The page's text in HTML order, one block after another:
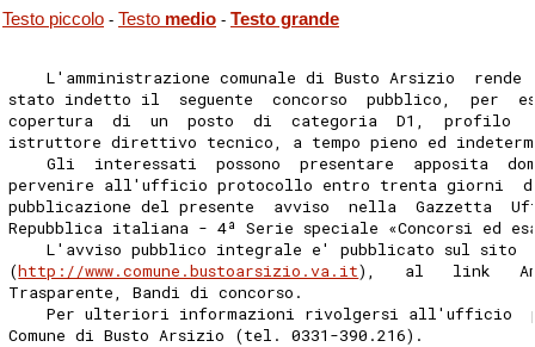
Testo piccolo - Testo medio - Testo grande
L'amministrazione comunale di Busto Arsizio  rende
stato indetto il  seguente  concorso  pubblico,  per
copertura  di  un  posto  di  categoria  D1,  profilo
istruttore direttivo tecnico, a tempo pieno ed
Gli  interessati  possono  presentare  apposita
pervenire all'ufficio protocollo entro trenta giorni
pubblicazione del presente  avviso  nella  Gazzetta
Repubblica italiana - 4ª Serie speciale «Concorsi ed
L'avviso pubblico integrale e' pubblicato sul sito
(http://www.comune.bustoarsizio.va.it),   al   link
Trasparente, Bandi di concorso.
Per ulteriori informazioni rivolgersi all'ufficio
Comune di Busto Arsizio (tel. 0331-390.216).